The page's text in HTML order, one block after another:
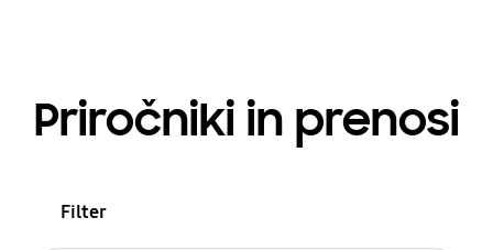
Priročniki in prenosi
Filter